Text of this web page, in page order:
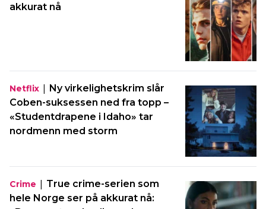
akkurat nå
Netflix | Ny virkelighetskrim slår
Coben-suksessen ned fra topp –
«Studentdrapene i Idaho» tar
nordmenn med storm
Crime | True crime-serien som
hele Norge ser på akkurat nå: